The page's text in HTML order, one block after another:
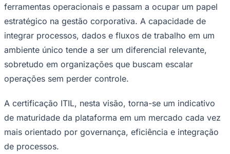
catarinense especializada no desenvolvimento de
soluções SaaS para atendimento ao cliente, help desk e
gestão de workflows empresariais. Seu principal
produto, Milldesk, é uma plataforma 100% nacional
reconhecida pelo mercado por sua eficiência, inovação
e aderência às melhores práticas ITIL.
Atendendo a mais de 1.000 clientes no Brasil e América
Latina, em segmentos variados como manufatura,
farmacêutico, saúde, governo, tecnologia, serviços
financeiros e educação, o Milldesk auxilia mais de 80 mil